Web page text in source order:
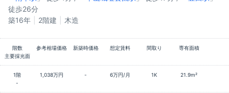
徒歩26分
築16年
2階建 木造
階数 参考相場価格 新築時価格 想定賃料 間取り
専有面積
主要採光面
1階 1,038万円 - 6万円/月 1K
21.9m²
-